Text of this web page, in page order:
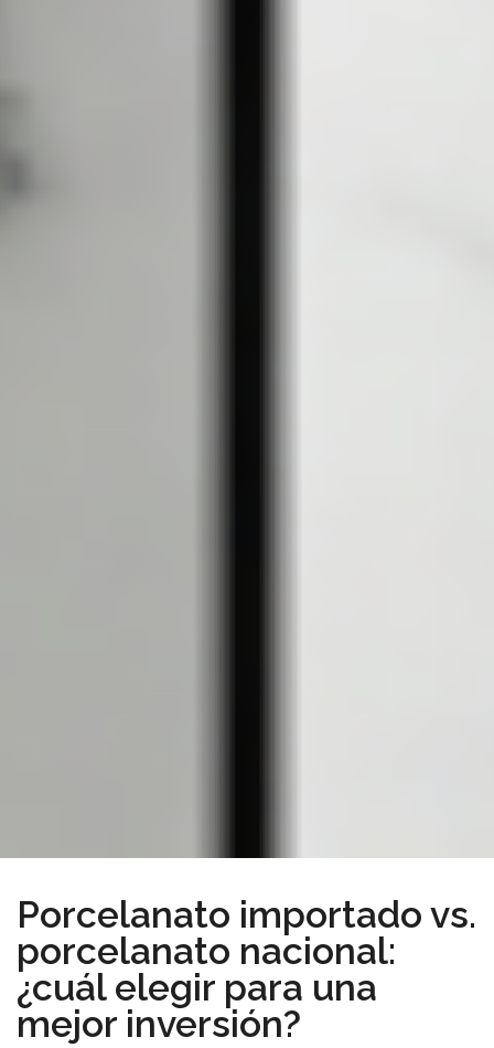
Porcelanato importado vs.
porcelanato nacional:
¿cuál elegir para una
mejor inversión?